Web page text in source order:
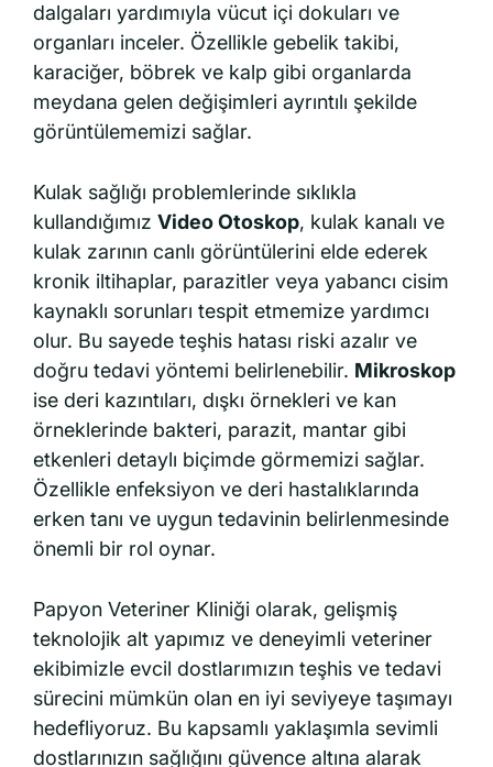
dalgaları yardımıyla vücut içi dokuları ve
organları inceler. Özellikle gebelik takibi,
karaciğer, böbrek ve kalp gibi organlarda
meydana gelen değişimleri ayrıntılı şekilde
görüntülememizi sağlar.
Kulak sağlığı problemlerinde sıklıkla
kullandığımız Video Otoskop, kulak kanalı ve
kulak zarının canlı görüntülerini elde ederek
kronik iltihaplar, parazitler veya yabancı cisim
kaynaklı sorunları tespit etmemize yardımcı
olur. Bu sayede teşhis hatası riski azalır ve
doğru tedavi yöntemi belirlenebilir. Mikroskop
ise deri kazıntıları, dışkı örnekleri ve kan
örneklerinde bakteri, parazit, mantar gibi
etkenleri detaylı biçimde görmemizi sağlar.
Özellikle enfeksiyon ve deri hastalıklarında
erken tanı ve uygun tedavinin belirlenmesinde
önemli bir rol oynar.
Papyon Veteriner Kliniği olarak, gelişmiş
teknolojik alt yapımız ve deneyimli veteriner
ekibimizle evcil dostlarımızın teşhis ve tedavi
sürecini mümkün olan en iyi seviyeye taşımayı
hedefliyoruz. Bu kapsamlı yaklaşımla sevimli
dostlarınızın sağlığını güvence altına alarak